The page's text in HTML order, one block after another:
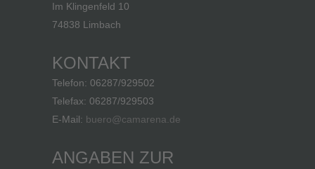
Im Klingenfeld 10
74838 Limbach
KONTAKT
Telefon: 06287/929502
Telefax: 06287/929503
E-Mail: buero@camarena.de
ANGABEN ZUR